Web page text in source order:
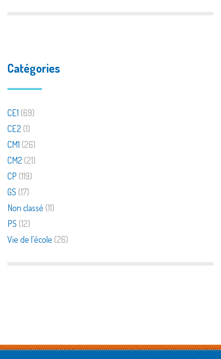
Catégories
CE1 (69)
CE2 (1)
CM1 (26)
CM2 (21)
CP (119)
GS (17)
Non classé (11)
PS (12)
Vie de l'école (26)